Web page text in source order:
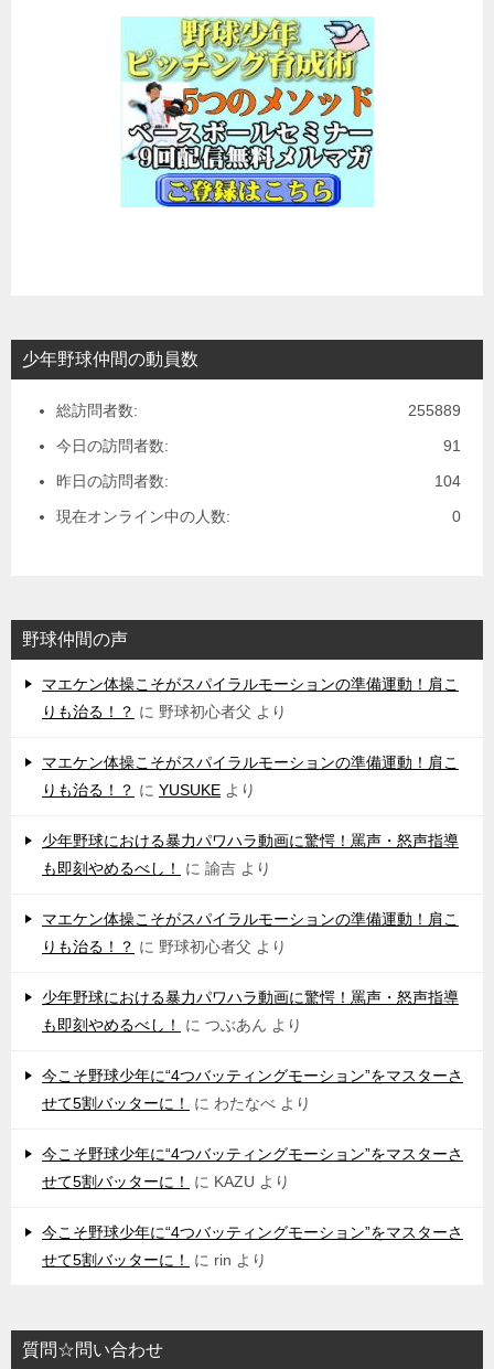
少年野球仲間の動員数
255889
総訪問者数:
91
今日の訪問者数:
104
昨日の訪問者数:
0
現在オンライン中の人数:
野球仲間の声
マエケン体操こそがスパイラルモーションの準備運動！肩こ
りも治る！？ に 野球初心者父 より
マエケン体操こそがスパイラルモーションの準備運動！肩こ
りも治る！？ に YUSUKE より
少年野球における暴力パワハラ動画に驚愕！罵声・怒声指導
も即刻やめるべし！
に 諭吉 より
マエケン体操こそがスパイラルモーションの準備運動！肩こ
りも治る！？ に 野球初心者父 より
少年野球における暴力パワハラ動画に驚愕！罵声・怒声指導
も即刻やめるべし！
に つぶあん より
今こそ野球少年に“4つバッティングモーション”をマスターさ
せて5割バッターに！
に わたなべ より
今こそ野球少年に“4つバッティングモーション”をマスターさ
せて5割バッターに！
に KAZU より
今こそ野球少年に“4つバッティングモーション”をマスターさ
せて5割バッターに！
に rin より
質問☆問い合わせ